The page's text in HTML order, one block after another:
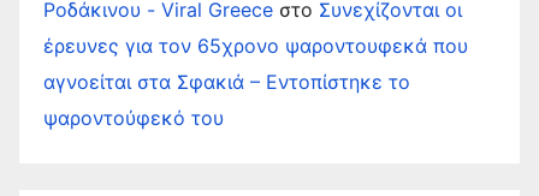
Ροδάκινου - Viral Greece στο Συνεχίζονται οι
έρευνες για τον 65χρονο ψαροντουφεκά που
αγνοείται στα Σφακιά – Εντοπίστηκε το
ψαροντούφεκό του